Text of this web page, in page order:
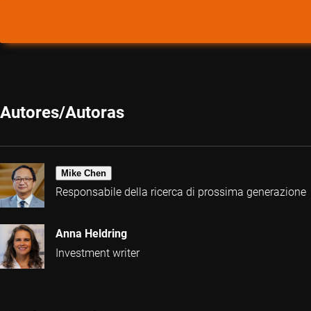
Autores/Autoras
Mike Chen
Responsabile della ricerca di prossima generazione
Anna Heldring
Investment writer